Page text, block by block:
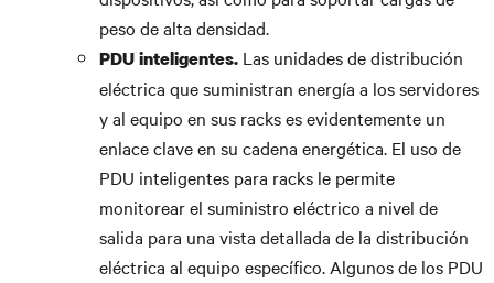
peso de alta densidad.
PDU inteligentes. Las unidades de distribución
eléctrica que suministran energía a los servidores
y al equipo en sus racks es evidentemente un
enlace clave en su cadena energética. El uso de
PDU inteligentes para racks le permite
monitorear el suministro eléctrico a nivel de
salida para una vista detallada de la distribución
eléctrica al equipo específico. Algunos de los PDU